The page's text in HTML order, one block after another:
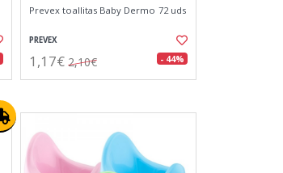
Prevex toallitas Baby Dermo 72 uds
PREVEX
1,17€ 2,10€ - 44%